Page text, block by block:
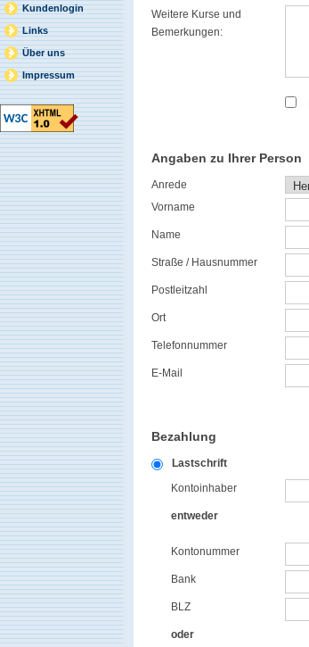
Kundenlogin
Links
Über uns
Impressum
Weitere Kurse und
Bemerkungen:
Angaben zu Ihrer Person
Anrede
Vorname
Name
Straße / Hausnummer
Postleitzahl
Ort
Telefonnummer
E-Mail
Bezahlung
Lastschrift
Kontoinhaber
entweder
Kontonummer
Bank
BLZ
oder